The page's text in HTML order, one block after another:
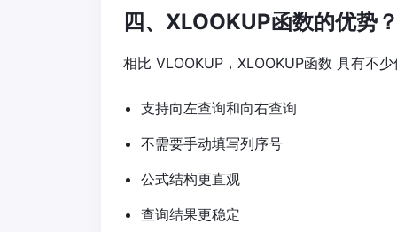
四、XLOOKUP函数的优势？
相比 VLOOKUP，XLOOKUP函数 具有不少
支持向左查询和向右查询
不需要手动填写列序号
公式结构更直观
查询结果更稳定